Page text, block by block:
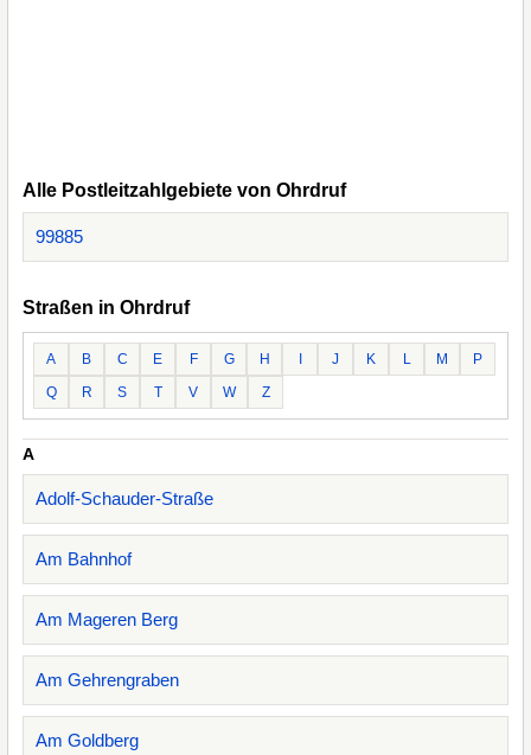
Alle Postleitzahlgebiete von Ohrdruf
99885
Straßen in Ohrdruf
A B C E F G H J K L M
P
Q
R S T V W Z
A
Adolf-Schauder-Straße
Am Bahnhof
Am Mageren Berg
Am Gehrengraben
Am Goldberg